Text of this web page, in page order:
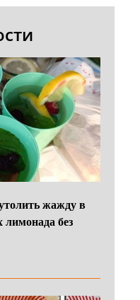
жажду в
без